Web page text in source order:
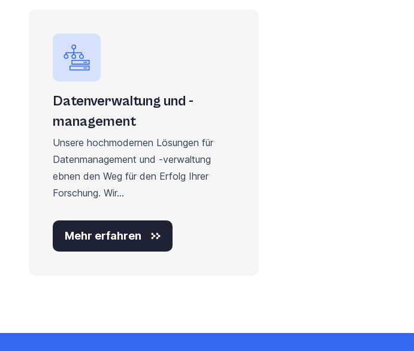
Datenverwaltung und -
management
Unsere hochmodernen Lösungen für
Datenmanagement und -verwaltung
ebnen den Weg für den Erfolg Ihrer
Forschung. Wir...
Mehr erfahren